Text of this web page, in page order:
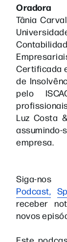
Oradora
Tânia
Certificada
de
pelo
Luz Costa
empresa.
Siga-
Podcast,
receber
novos
Este